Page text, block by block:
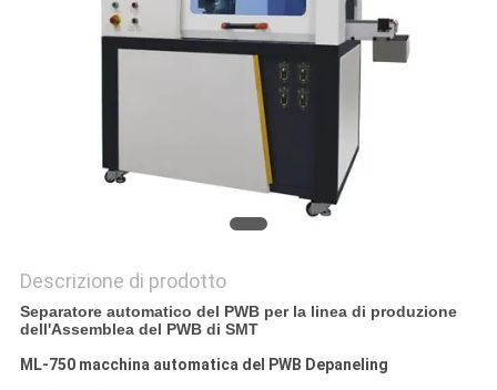
Descrizione di prodotto
Separatore automatico del PWB per la linea di produzione
dell'Assemblea del PWB di SMT
ML-750 macchina automatica del PWB Depaneling